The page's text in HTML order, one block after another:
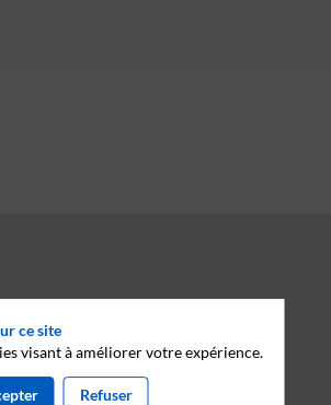
ce site
visant à améliorer votre expérience.
Refuser